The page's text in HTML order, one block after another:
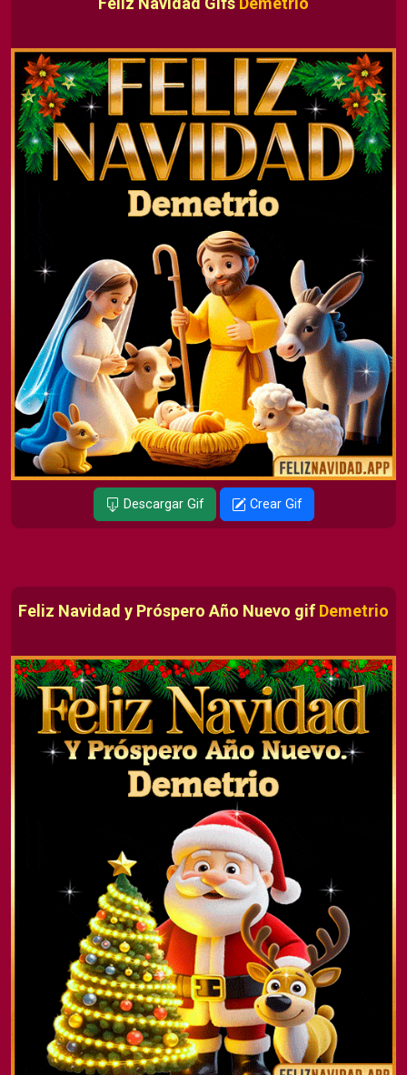
Descargar Gif Crear Gif
Feliz Navidad y Próspero Año Nuevo gif Demetrio